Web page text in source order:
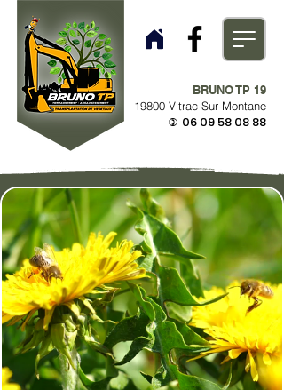
BRUNO TP 19
19800 Vitrac-Sur-Montane
) 06 09 58 08 88